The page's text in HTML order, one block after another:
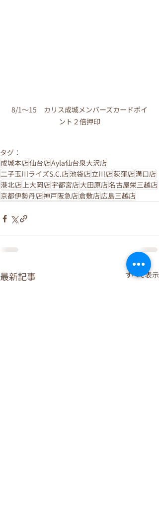
8/1～15　カリス成城メンバーズカードポイ
ント２倍押印
タグ：
成城本店仙台店Ayla仙台泉大沢店
二子玉川ライズS.C.店池袋店立川店荻窪店溝口店
港北店上大岡店宇都宮店大田原店名古屋栄三越店
京都伊勢丹店神戸阪急店倉敷店広島三越店
最新記事 すべて表示